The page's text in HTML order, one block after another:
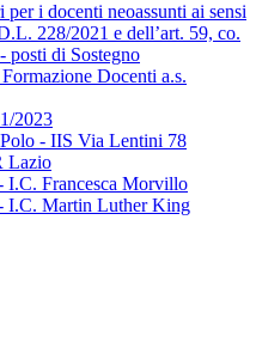
i docenti neoassunti ai sensi
228/2021 e dell’art. 59, co.
posti di Sostegno
Docenti a.s.
2023
- IIS Via Lentini 78
Lazio
Francesca Morvillo
I.C. Martin Luther King